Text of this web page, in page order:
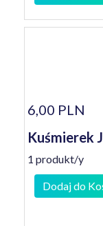
6,00 PLN
Kuśmierek
1 produkt/y
Dodaj do